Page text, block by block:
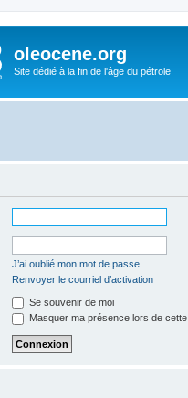
oleocene.org
Site dédié à la fin de l'âge du pétrole
J’ai oublié mon mot de passe
Renvoyer le courriel d’activation
Se souvenir de moi
Masquer ma présence lors de